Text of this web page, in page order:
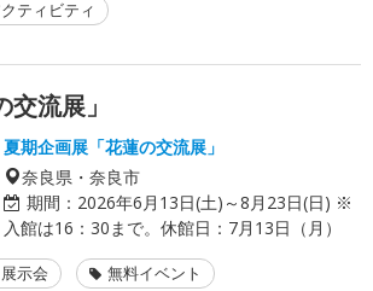
ティビティ
流展」
夏期企画展「花蓮の交流展」
奈良県・奈良市
期間： 2026年6月13日(土)～8月23日(日) ※
入館は16：30まで。休館日：7月13日（月）
示会 無料イベント